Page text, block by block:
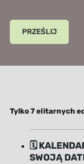
Tylko 7 elitarnych
🗓️
SWOJĄ